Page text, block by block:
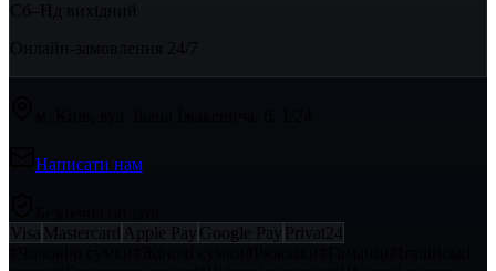
Сб–Нд вихідний
Написати нам
Visa Mastercard Apple Pay Google Pay Privat24